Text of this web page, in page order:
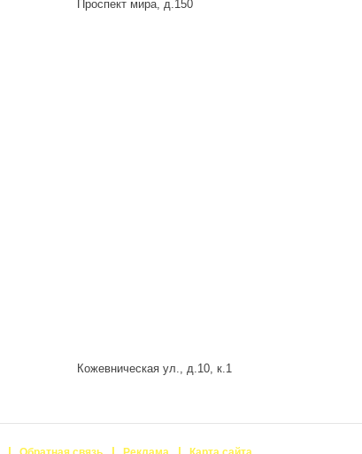
Проспект мира, д.150
Кожевническая ул., д.10, к.1